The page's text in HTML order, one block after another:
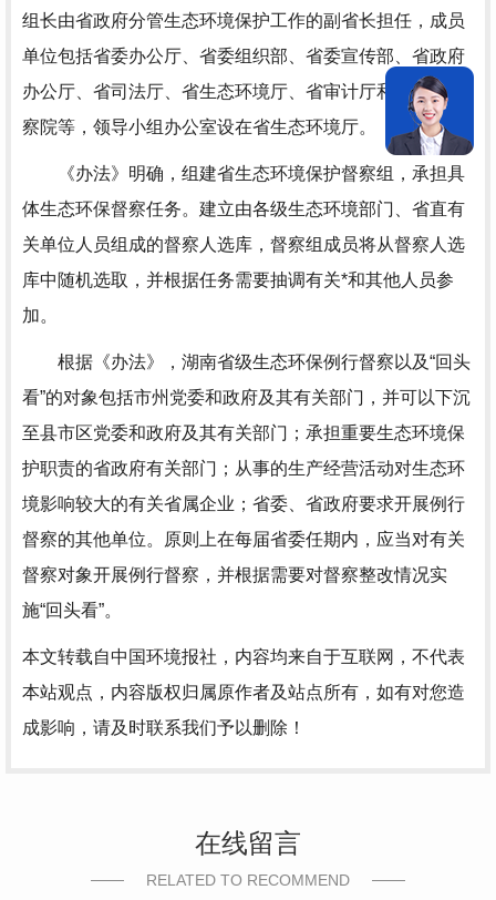
组长由省政府分管生态环境保护工作的副省长担任，成员
单位包括省委办公厅、省委组织部、省委宣传部、省政府
办公厅、省司法厅、省生态环境厅、省审计厅和省人民检
察院等，领导小组办公室设在省生态环境厅。
《办法》明确，组建省生态环境保护督察组，承担具
体生态环保督察任务。建立由各级生态环境部门、省直有
关单位人员组成的督察人选库，督察组成员将从督察人选
库中随机选取，并根据任务需要抽调有关*和其他人员参
加。
根据《办法》，湖南省级生态环保例行督察以及“回头
看”的对象包括市州党委和政府及其有关部门，并可以下沉
至县市区党委和政府及其有关部门；承担重要生态环境保
护职责的省政府有关部门；从事的生产经营活动对生态环
境影响较大的有关省属企业；省委、省政府要求开展例行
督察的其他单位。原则上在每届省委任期内，应当对有关
督察对象开展例行督察，并根据需要对督察整改情况实
施“回头看”。
本文转载自中国环境报社，内容均来自于互联网，不代表
本站观点，内容版权归属原作者及站点所有，如有对您造
成影响，请及时联系我们予以删除！
在线留言
RELATED TO RECOMMEND